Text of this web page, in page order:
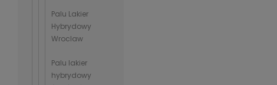
Palu Lakier
Hybrydowy
Wroclaw
Palu lakier
hybrydowy